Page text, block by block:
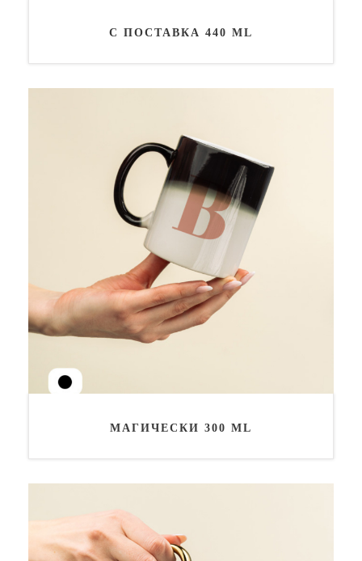
С ПОСТАВКА 440 ML
МАГИЧЕСКИ 300 ML